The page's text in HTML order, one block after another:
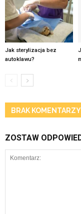
Jak sterylizacja bez
autoklawu?
BRAK KOMENTARZY
ZOSTAW